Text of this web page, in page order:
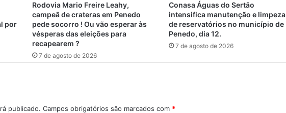
e
i
g
l
o
por
Rodovia Mario Freire Leahy,
campeã de crateras em Penedo
pede socorro ! Ou vão esperar às
vésperas das eleições para
recapearem ?
7 de agosto de 2026
Conasa Águas do Sertão
intensifica manutenção e limpeza
de reservatórios no município de
Penedo, dia 12.
7 de agosto de 2026
publicado. Campos obrigatórios são marcados com *